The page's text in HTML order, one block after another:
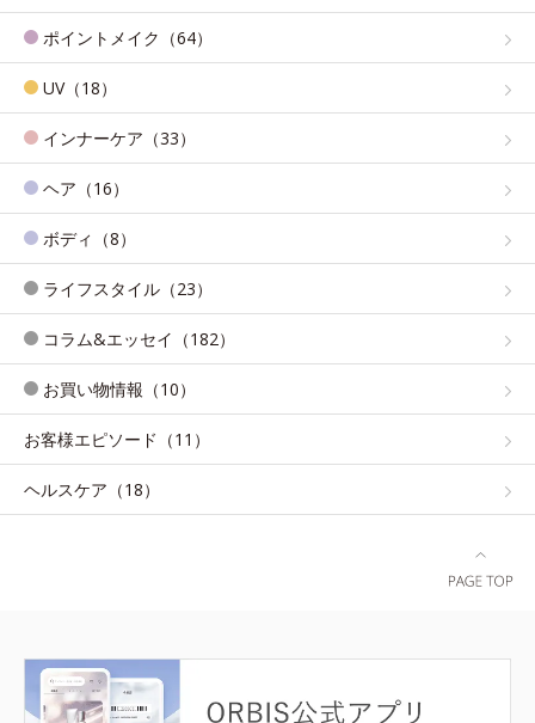
ポイントメイク（64）
UV（18）
インナーケア（33）
ヘア（16）
ボディ（8）
ライフスタイル（23）
コラム&エッセイ（182）
お買い物情報（10）
お客様エピソード（11）
ヘルスケア（18）